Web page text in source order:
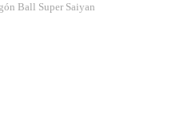
Ball Super Saiyan